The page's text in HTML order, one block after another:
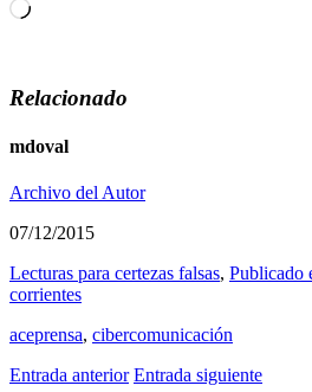
Cargando...
Relacionado
mdoval
Archivo del Autor
07/12/2015
Lecturas para certezas falsas, Publicado
corrientes
aceprensa, cibercomunicación
Entrada anterior Entrada siguiente